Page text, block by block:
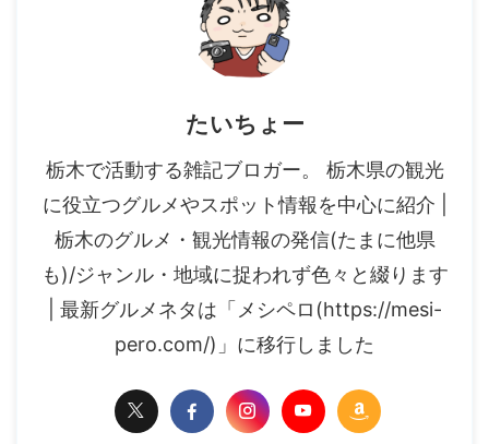
たいちょー
栃木で活動する雑記ブロガー。 栃木県の観光
に役立つグルメやスポット情報を中心に紹介 |
栃木のグルメ・観光情報の発信(たまに他県
も)/ジャンル・地域に捉われず色々と綴ります
| 最新グルメネタは「メシペロ(https://mesi-
pero.com/)」に移行しました